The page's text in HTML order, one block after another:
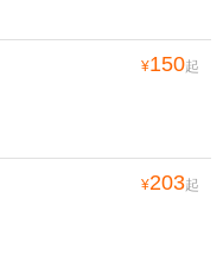
¥150起
¥203起